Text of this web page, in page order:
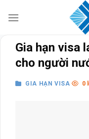
Gia hạn visa
cho người
GIA HẠN VISA 0